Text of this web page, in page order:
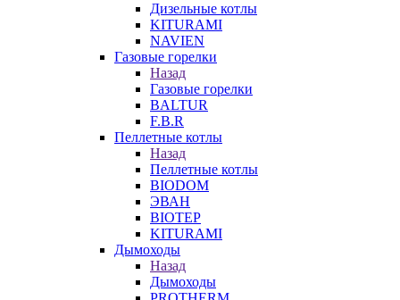
Дизельные котлы
KITURAMI
NAVIEN
Газовые горелки
Назад
Газовые горелки
BALTUR
F.B.R
Пеллетные котлы
Назад
Пеллетные котлы
BIODOM
ЭВАН
BIOTEP
KITURAMI
Дымоходы
Назад
Дымоходы